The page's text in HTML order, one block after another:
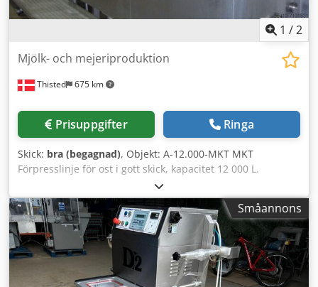
1 /2
Thisted 675 km
Mjölk- och mejeriproduktion
Prisuppgifter Ringa
Skick: bra (begagnad), Objekt: A-12.000-MKT MKT
Förpresslinje för ost i gott skick, kapacitet 12 000 L.
Chjdpeh E Dpiefx Af Roa Vänligen kontakta oss för mer
information.
Småannons